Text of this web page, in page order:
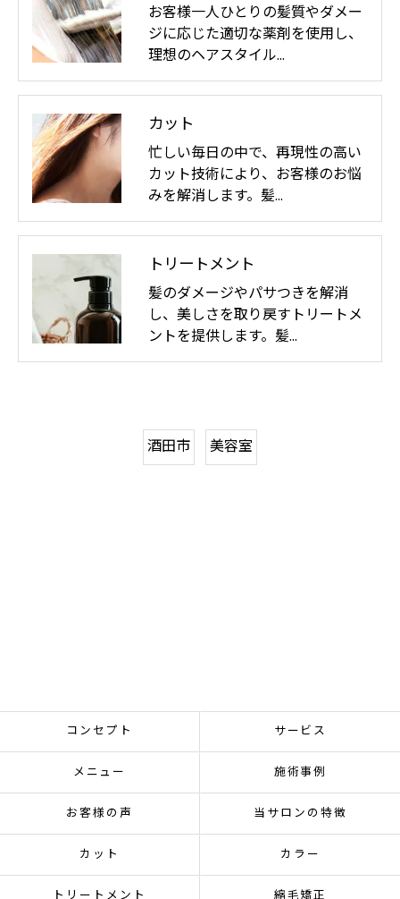
お客様一人ひとりの髪質やダメー
ジに応じた適切な薬剤を使用し、
理想のヘアスタイル…
カット
忙しい毎日の中で、再現性の高い
カット技術により、お客様のお悩
みを解消します。髪…
トリートメント
髪のダメージやパサつきを解消
し、美しさを取り戻すトリートメ
ントを提供します。髪…
酒田市 美容室
コンセプト サービス
メニュー 施術事例
お客様の声 当サロンの特徴
カット カラー